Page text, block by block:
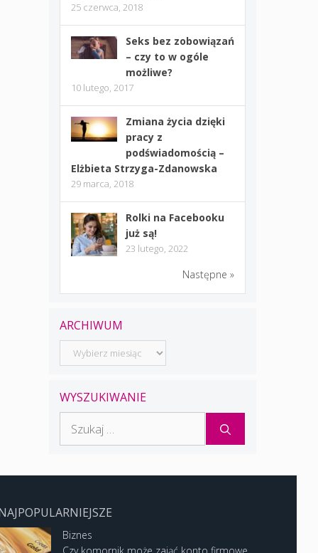
25 czerwca, 2018
Seks bez zobowiązań
– czy to w ogóle
możliwe?
10 lutego, 2017
Zmiana życia dzięki
pracy z
podświadomością –
Elżbieta Strzyga-Zdanowska
29 marca, 2018
Rolki na Facebooku
już są!
23 lutego, 2022
Następne »
ARCHIWUM
Archiwum
WYSZUKIWANIE
Biznes